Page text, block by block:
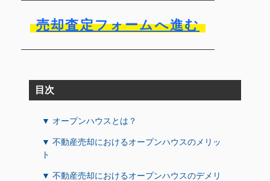
売却査定フォームへ進む
目次
▼ オープンハウスとは？
▼ 不動産売却におけるオープンハウスのメリッ
ト
▼ 不動産売却におけるオープンハウスのデメリ